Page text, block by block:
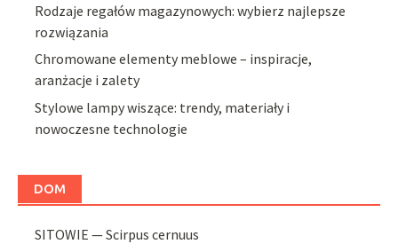
Rodzaje regałów magazynowych: wybierz najlepsze
rozwiązania
Chromowane elementy meblowe – inspiracje,
aranżacje i zalety
Stylowe lampy wiszące: trendy, materiały i
nowoczesne technologie
DOM
SITOWIE — Scirpus cernuus